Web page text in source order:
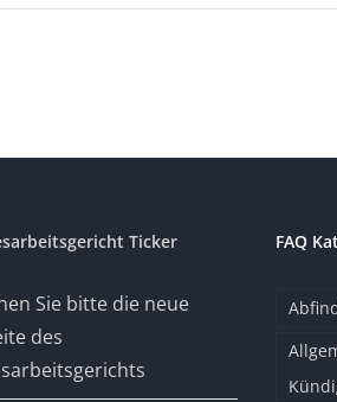
Ticker
Sie bitte die neue
des
FAQ